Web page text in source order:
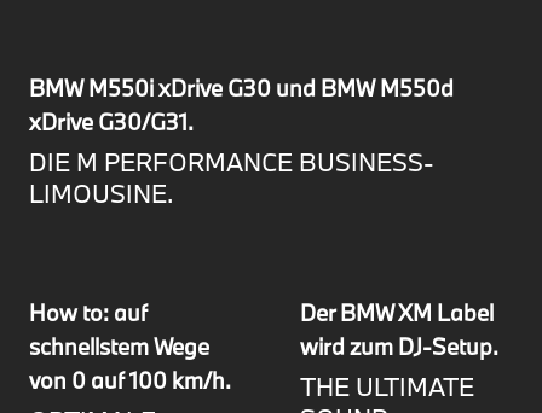
BMW M550i xDrive G30 und BMW M550d
xDrive G30/G31.
DIE M PERFORMANCE BUSINESS-
LIMOUSINE.
How to: auf
schnellstem Wege
von 0 auf 100 km/h.
Der BMW XM Label
wird zum DJ-Setup.
THE ULTIMATE